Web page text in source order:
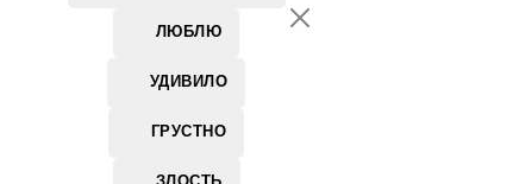
ЛЮБЛЮ
УДИВИЛО
ГРУСТНО